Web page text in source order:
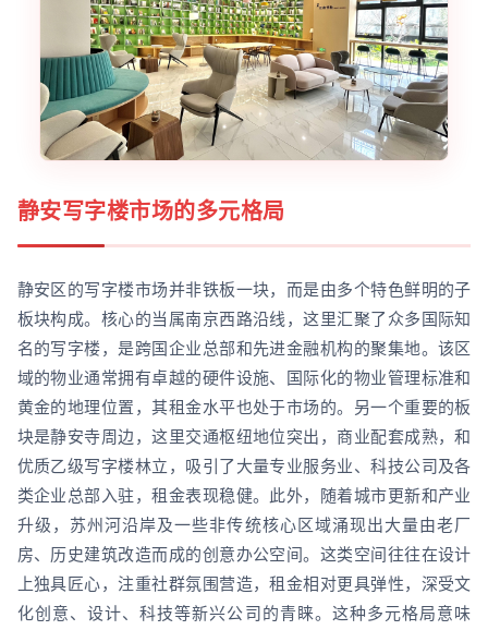
静安写字楼市场的多元格局
静安区的写字楼市场并非铁板一块，而是由多个特色鲜明的子
板块构成。核心的当属南京西路沿线，这里汇聚了众多国际知
名的写字楼，是跨国企业总部和先进金融机构的聚集地。该区
域的物业通常拥有卓越的硬件设施、国际化的物业管理标准和
黄金的地理位置，其租金水平也处于市场的。另一个重要的板
块是静安寺周边，这里交通枢纽地位突出，商业配套成熟，和
优质乙级写字楼林立，吸引了大量专业服务业、科技公司及各
类企业总部入驻，租金表现稳健。此外，随着城市更新和产业
升级，苏州河沿岸及一些非传统核心区域涌现出大量由老厂
房、历史建筑改造而成的创意办公空间。这类空间往往在设计
上独具匠心，注重社群氛围营造，租金相对更具弹性，深受文
化创意、设计、科技等新兴公司的青睐。这种多元格局意味